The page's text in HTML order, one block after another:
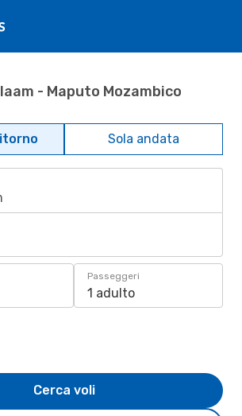
- Maputo Mozambico
Sola andata
Passeggeri
1 adulto
Cerca voli